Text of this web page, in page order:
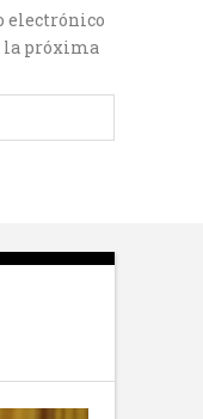
electrónico
la próxima